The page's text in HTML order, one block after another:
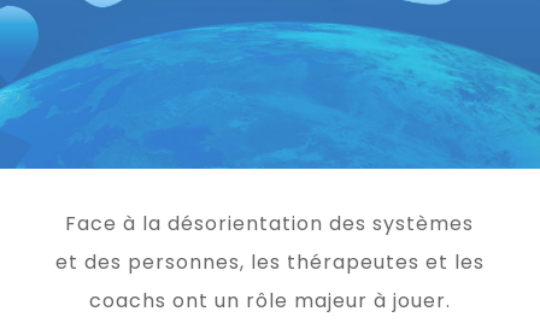
Face à la désorientation des systèmes
et des personnes, les thérapeutes et les
coachs ont un rôle majeur à jouer.